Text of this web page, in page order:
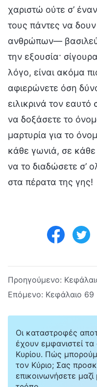
χαριστώ ούτε σ’
τους πάντες να
ανθρώπων—
την εξουσία·
λόγο, είναι ακόμα
αφιερώνετε όση
ειλικρινά τον
να δοξάσετε το
μαρτυρία για το
κάθε γωνιά, σε
να το διαδώσετε σ’
στα πέρατα της γης!
Προηγούμενο:
Επόμενο: Κεφάλαιο 69
Οι καταστροφές
έχουν εμφανιστεί
Κυρίου. Πώς
τον Κύριο; Σας
επικοινωνήσετε